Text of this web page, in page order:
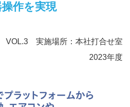
作を実現
VOL.3 実施場所：本社打合せ室
2023年度